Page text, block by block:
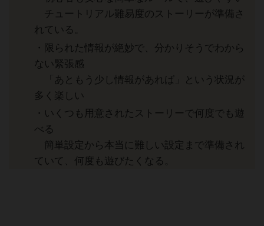
チュートリアル難易度のストーリーが準備さ
れている。
・限られた情報が絶妙で、分かりそうでわから
ない緊張感
「あともう少し情報があれば」という状況が
多く楽しい
・いくつも用意されたストーリーで何度でも遊
べる
簡単設定から本当に難しい設定まで準備され
ていて、何度も遊びたくなる。